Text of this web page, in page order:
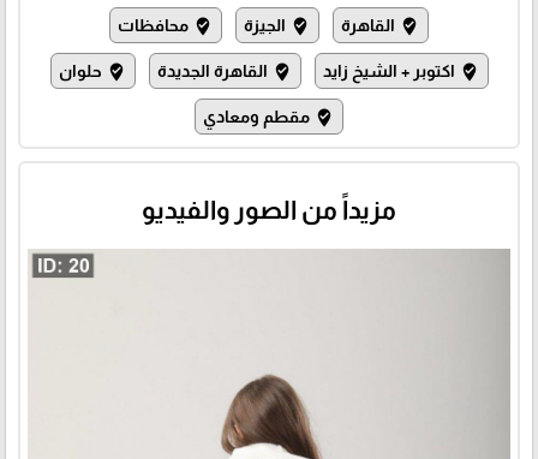
where_to_vote القاهرة where_to_vote الجيزة where_to_vote محافظات
where_to_vote اكتوبر + الشيخ زايد where_to_vote القاهرة الجديدة where_to_vote حلوان
where_to_vote مقطم ومعادي
مزيداً من الصور والفيديو